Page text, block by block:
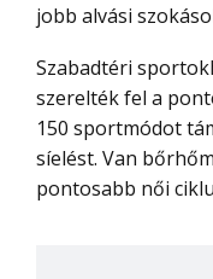
jobb alvási
Szabadtéri sportokhoz kétcsatornás GNSS modullal
szerelték fel a
150 sportmódot
síelést. Van
pontosabb női